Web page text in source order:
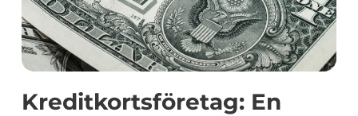
Kreditkortsföretag: En